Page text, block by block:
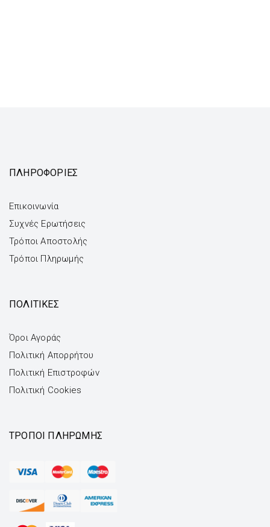
ΠΛΗΡΟΦΟΡΙΕΣ
Επικοινωνία
Συχνές Ερωτήσεις
Τρόποι Αποστολής
Τρόποι Πληρωμής
ΠΟΛΙΤΙΚΕΣ
Όροι Αγοράς
Πολιτική Απορρήτου
Πολιτική Επιστροφών
Πολιτική Cookies
ΤΡΌΠΟΙ ΠΛΗΡΩΜΉΣ